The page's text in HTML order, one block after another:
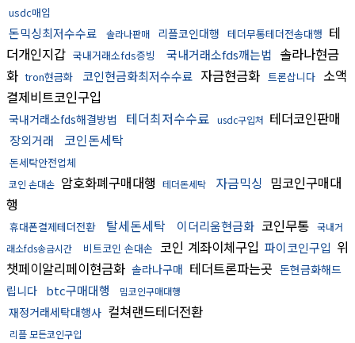
usdc매입
돈믹싱최저수수료 솔라나판매 리플코인대행 테더무통테더전송대행 테
더개인지갑 국내거래소fds증빙 국내거래소fds깨는법 솔라나현금
화 tron현금화 코인현금화최저수수료 자금현금화 트론삽니다 소액
결제비트코인구입
국내거래소fds해결방법 테더최저수수료 usdc구입처 테더코인판매
장외거래 코인돈세탁
돈세탁안전업체
코인 손대손 암호화폐구매대행 테더돈세탁 자금믹싱 밈코인구매대
행
휴대폰결제테더전환 탈세돈세탁 이더리움현금화 코인무통 국내거
래소fds송금시간
비트코인 손대손 코인 계좌이체구입 파이코인구입 위
챗페이알리페이현금화 솔라나구매 테더트론파는곳 돈현금화해드
립니다 btc구매대행 밈코인구매대행
재정거래세탁대행사 컬쳐랜드테더전환
리플 모든코인구입